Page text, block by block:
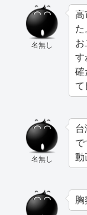
名無し
高
た
お
す
確
て
名無し
台
で
動